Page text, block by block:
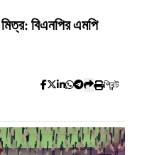
বিএনপির এমপি
প্রিন্ট